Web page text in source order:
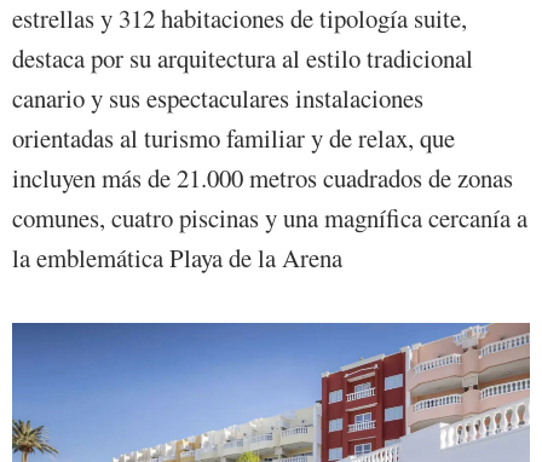
estrellas y 312 habitaciones de tipología suite,
destaca por su arquitectura al estilo tradicional
canario y sus espectaculares instalaciones
orientadas al turismo familiar y de relax, que
incluyen más de 21.000 metros cuadrados de zonas
comunes, cuatro piscinas y una magnífica cercanía a
la emblemática Playa de la Arena